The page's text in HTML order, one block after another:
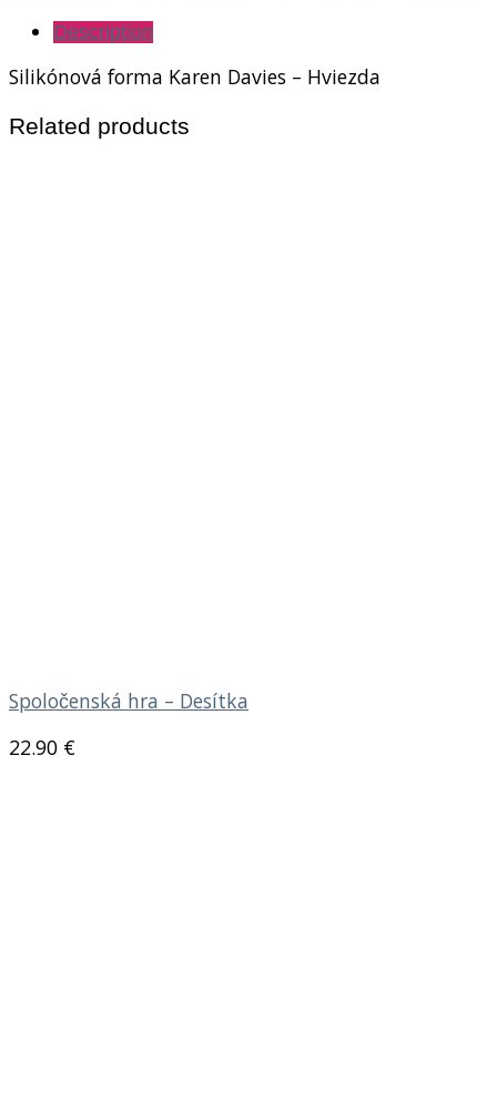
Description
Silikónová forma Karen Davies – Hviezda
Related products
Spoločenská hra – Desítka
22.90 €